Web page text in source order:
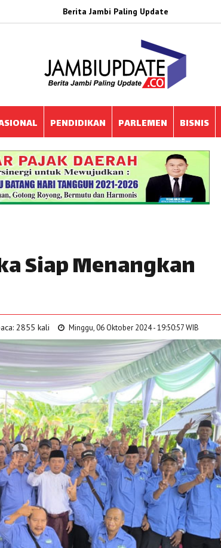
Berita Jambi Paling Update
PENDIDIKAN PARLEMEN BISNIS
Siap Menangkan
2855 kali Minggu, 06 Oktober 2024 - 19:50:57 WIB